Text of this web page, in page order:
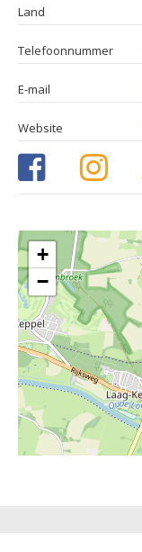
Land
Telefoonnummer
E-mail
Website
+
−